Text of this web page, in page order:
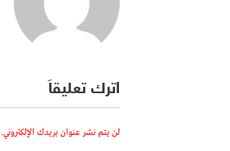
اترك تعليقاً
لن يتم نشر عنوان بريدك الإلكتروني.